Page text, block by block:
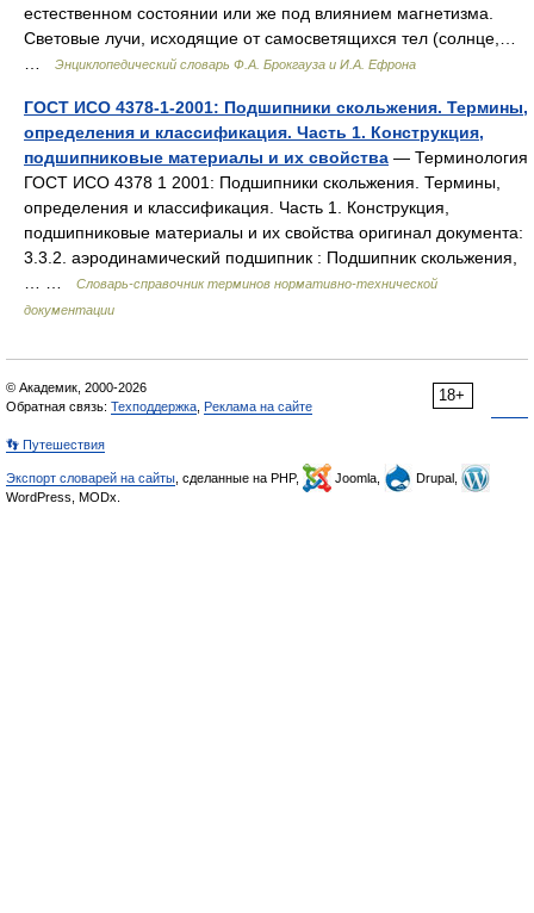
естественном состоянии или же под влиянием магнетизма.
Световые лучи, исходящие от самосветящихся тел (солнце,…
Энциклопедический словарь Ф.А. Брокгауза и И.А. Ефрона
ГОСТ ИСО 4378-1-2001: Подшипники скольжения. Термины,
определения и классификация. Часть 1. Конструкция,
подшипниковые материалы и их свойства — Терминология
ГОСТ ИСО 4378 1 2001: Подшипники скольжения. Термины,
определения и классификация. Часть 1. Конструкция,
подшипниковые материалы и их свойства оригинал документа:
3.3.2. аэродинамический подшипник : Подшипник скольжения,
Словарь-справочник терминов нормативно-технической
документации
18+
© Академик, 2000-2026
Обратная связь: Техподдержка Реклама на сайте
👣 Путешествия
Экспорт словарей на сайты , сделанные на PHP, Joomla,
Drupal,
WordPress, MODx.